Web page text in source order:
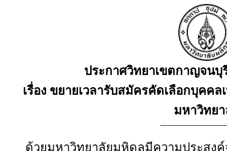
ประกาศวิทยาเขตกาญจน
เรื่อง ขยายเวลารับสมัครคัดเลือกบุคค
มหาวิทย
ด้วยมหาวิทยาลัยมหิดลมีความประสงค์